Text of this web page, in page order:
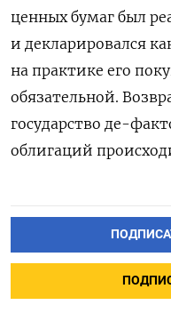
ценных бумаг был
и декларировался
на практике его
обязательной.
государство де-
облигаций